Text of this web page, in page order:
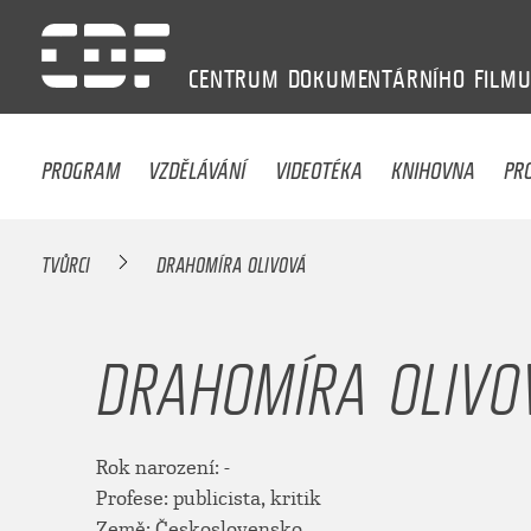
CENTRUM DOKUMENTÁRNÍHO FILMU
PROGRAM VZDĚLÁVÁNÍ VIDEOTÉKA KNIHOVNA
TVŮRCI DRAHOMÍRA OLIVOVÁ
DRAHOMÍRA
Rok narození: -
Profese: publicista, kritik